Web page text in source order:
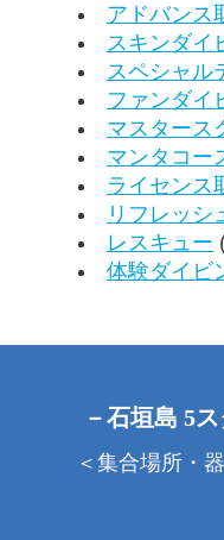
アドバンス
スキンダイ
スペシャル
ファンダイ
マスタース
マンタコー
ライセンス
リフレッシ
レスキュー
体験ダイビ
－石垣島 5
＜集合場所・